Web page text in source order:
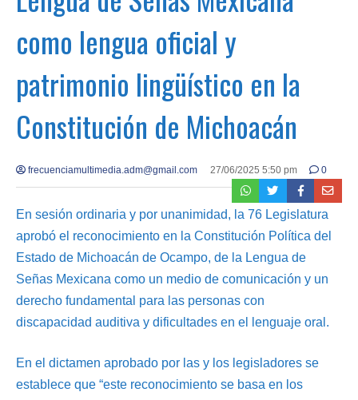
como lengua oficial y
patrimonio lingüístico en la
Constitución de Michoacán
frecuenciamultimedia.adm@gmail.com 27/06/2025 5:50 pm 0
En sesión ordinaria y por unanimidad, la 76 Legislatura
aprobó el reconocimiento en la Constitución Política del
Estado de Michoacán de Ocampo, de la Lengua de
Señas Mexicana como un medio de comunicación y un
derecho fundamental para las personas con
discapacidad auditiva y dificultades en el lenguaje oral.
En el dictamen aprobado por las y los legisladores se
establece que “este reconocimiento se basa en los